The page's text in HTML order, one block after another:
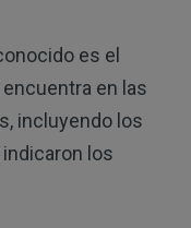
es el
en las
incluyendo los
los